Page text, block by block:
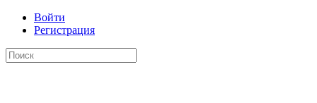
Войти
Регистрация